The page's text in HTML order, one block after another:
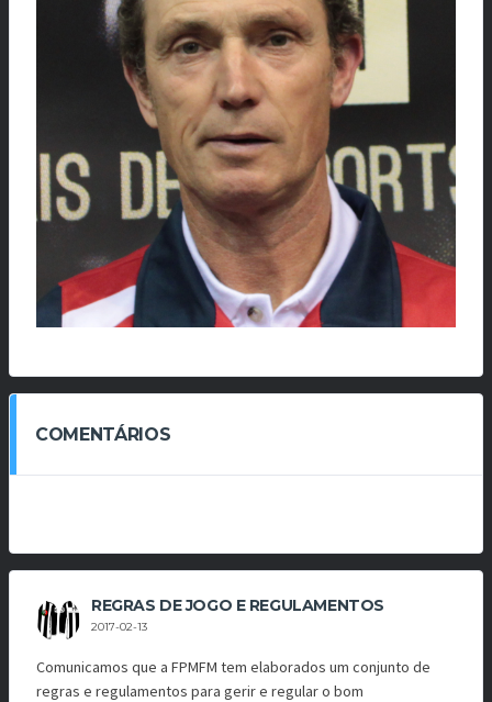
COMENTÁRIOS
REGRAS DE JOGO E REGULAMENTOS
2017-02-13
Comunicamos que a FPMFM tem elaborados um conjunto de
regras e regulamentos para gerir e regular o bom